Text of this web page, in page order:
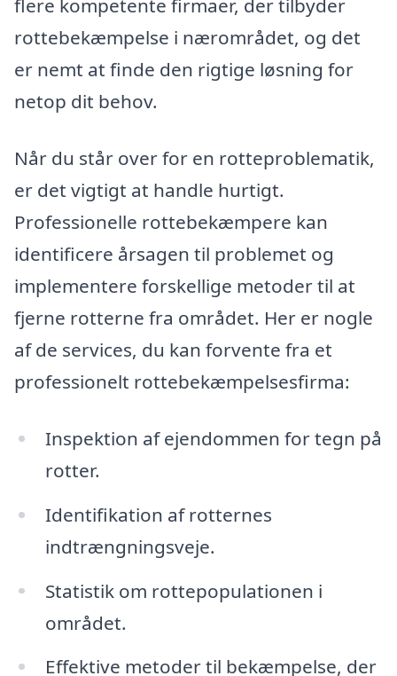
flere kompetente firmaer, der tilbyder
rottebekæmpelse i nærområdet, og det
er nemt at finde den rigtige løsning for
netop dit behov.
Når du står over for en rotteproblematik,
er det vigtigt at handle hurtigt.
Professionelle rottebekæmpere kan
identificere årsagen til problemet og
implementere forskellige metoder til at
fjerne rotterne fra området. Her er nogle
af de services, du kan forvente fra et
professionelt rottebekæmpelsesfirma:
Inspektion af ejendommen for tegn på
rotter.
Identifikation af rotternes
indtrængningsveje.
Statistik om rottepopulationen i
området.
Effektive metoder til bekæmpelse, der